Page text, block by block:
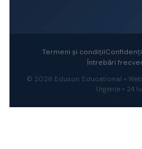
Termeni și condiții
Întrebări
© 2026 Eduson Educational •
Urgențe • 24